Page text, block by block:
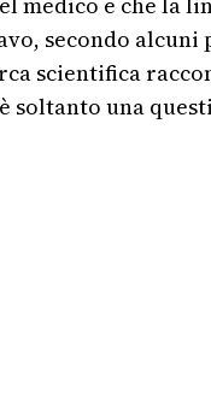
secondo alcuni
scientifica
soltanto una